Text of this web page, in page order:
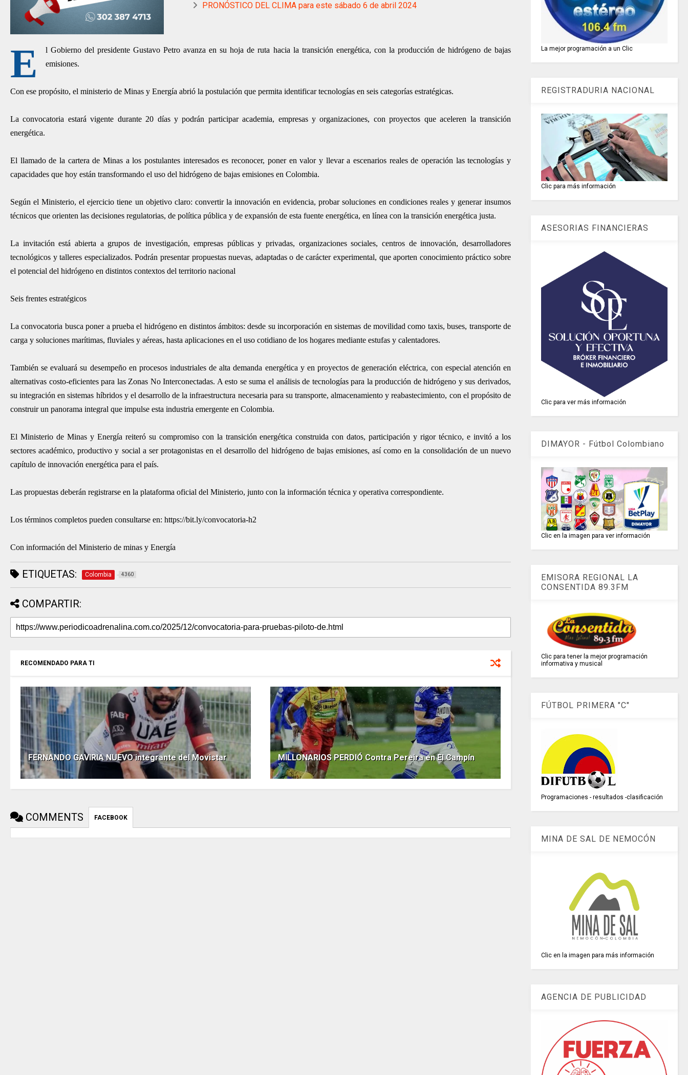
PRONÓSTICO DEL CLIMA para este sábado 6 de abril 2024
E
l Gobierno del presidente Gustavo Petro avanza en su hoja de ruta hacia la transición energética, con la producción de hidrógeno de bajas
emisiones.
Con ese propósito, el ministerio de Minas y Energía abrió la postulación que permita identificar tecnologías en seis categorías estratégicas.
La convocatoria estará vigente durante 20 días y podrán participar academia, empresas y organizaciones, con proyectos que aceleren la transición
energética.
El llamado de la cartera de Minas a los postulantes interesados es reconocer, poner en valor y llevar a escenarios reales de operación las tecnologías y
capacidades que hoy están transformando el uso del hidrógeno de bajas emisiones en Colombia.
Según el Ministerio, el ejercicio tiene un objetivo claro: convertir la innovación en evidencia, probar soluciones en condiciones reales y generar insumos
técnicos que orienten las decisiones regulatorias, de política pública y de expansión de esta fuente energética, en línea con la transición energética justa.
La invitación está abierta a grupos de investigación, empresas públicas y privadas, organizaciones sociales, centros de innovación, desarrolladores
tecnológicos y talleres especializados. Podrán presentar propuestas nuevas, adaptadas o de carácter experimental, que aporten conocimiento práctico sobre
el potencial del hidrógeno en distintos contextos del territorio nacional
Seis frentes estratégicos
La convocatoria busca poner a prueba el hidrógeno en distintos ámbitos: desde su incorporación en sistemas de movilidad como taxis, buses, transporte de
carga y soluciones marítimas, fluviales y aéreas, hasta aplicaciones en el uso cotidiano de los hogares mediante estufas y calentadores.
También se evaluará su desempeño en procesos industriales de alta demanda energética y en proyectos de generación eléctrica, con especial atención en
alternativas costo-eficientes para las Zonas No Interconectadas. A esto se suma el análisis de tecnologías para la producción de hidrógeno y sus derivados,
su integración en sistemas híbridos y el desarrollo de la infraestructura necesaria para su transporte, almacenamiento y reabastecimiento, con el propósito de
construir un panorama integral que impulse esta industria emergente en Colombia.
El Ministerio de Minas y Energía reiteró su compromiso con la transición energética construida con datos, participación y rigor técnico, e invitó a los
sectores académico, productivo y social a ser protagonistas en el desarrollo del hidrógeno de bajas emisiones, así como en la consolidación de un nuevo
capítulo de innovación energética para el país.
Las propuestas deberán registrarse en la plataforma oficial del Ministerio, junto con la información técnica y operativa correspondiente.
Los términos completos pueden consultarse en: https://bit.ly/convocatoria-h2
Con información del Ministerio de minas y Energía
ETIQUETAS: Colombia 4360
COMPARTIR:
RECOMENDADO PARA TI
FERNANDO GAVIRIA NUEVO integrante del Movistar MILLONARIOS PERDIÓ Contra Pereira en El Campín
COMMENTS FACEBOOK
La mejor programación a un Clic
REGISTRADURIA NACIONAL
Clic para más información
ASESORIAS FINANCIERAS
Clic para ver más información
DIMAYOR - Fútbol Colombiano
Clic en la imagen para ver información
EMISORA REGIONAL LA
CONSENTIDA 89.3FM
Clic para tener la mejor programación
informativa y musical
FÚTBOL PRIMERA "C"
Programaciones - resultados -clasificación
MINA DE SAL DE NEMOCÓN
Clic en la imagen para más información
AGENCIA DE PUBLICIDAD